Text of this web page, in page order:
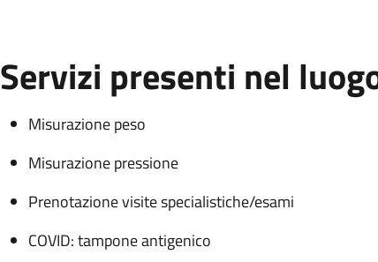
Servizi presenti nel
Misurazione peso
Misurazione pressione
Prenotazione visite specialistiche/esami
COVID: tampone antigenico